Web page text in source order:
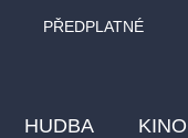
PŘEDPLATNÉ
HUDBA KINO